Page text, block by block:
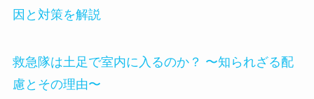
因と対策を解説
救急隊は土足で室内に入るのか？ 〜知られざる配
慮とその理由〜